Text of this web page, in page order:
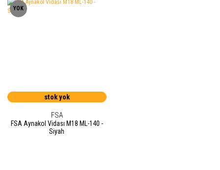
YOK
stok yok
FSA
FSA Aynakol Vidası M18 ML-140 -
Siyah